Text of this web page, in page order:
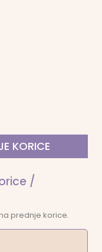
KORICE
/
prednje korice.